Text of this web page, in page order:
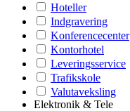
Hoteller
Indgravering
Konferencecenter
Kontorhotel
Leveringsservice
Trafikskole
Valutaveksling
Elektronik & Tele